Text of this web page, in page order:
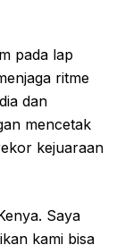
pada lap
ritme
dan
mencetak
kejuaraan
Saya
kami bisa